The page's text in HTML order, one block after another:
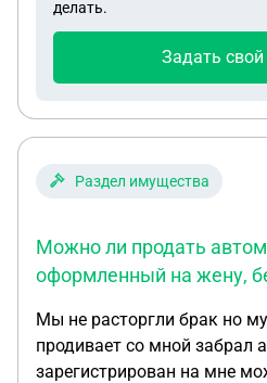
делать.
Задать
Раздел имущества
Можно ли продать
оформленный на жену,
Мы не расторгли брак но
продивает со мной забрал
зарегистрирован на мне